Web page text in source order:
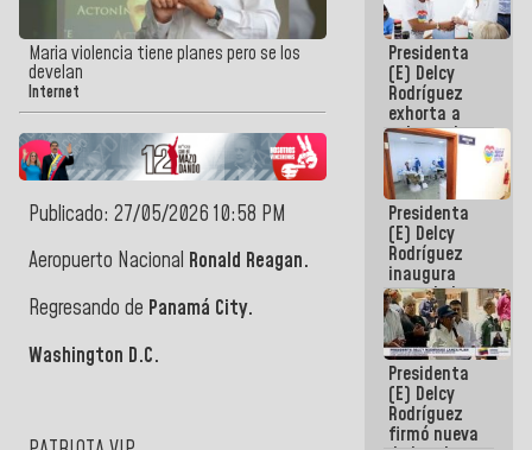
Maria violencia tiene planes pero se los
develan
Internet
Publicado: 27/05/2026 10:58 PM
Aeropuerto Nacional Ronald Reagan.
Regresando de Panamá City.
Washington D.C.
Viceministerio
de Energía
Eléctrica y
CORPOELEC
Presidenta
(E) Delcy
Rodríguez
exhorta a
gobernadores
y alcaldes a
edificar
casas para
abuelos
Presidenta
(E) Delcy
Rodríguez
inaugura
casa de los
Abuelos
Primavera
en Caracas
Presidenta
(E) Delcy
Rodríguez
firmó nueva